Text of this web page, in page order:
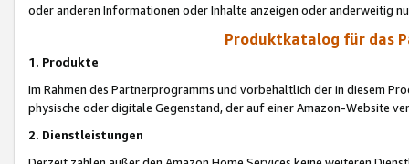
oder anderen Informationen oder Inhalte anzeigen oder anderweitig
Produktkatalog für das
1. Produkte
Im Rahmen des Partnerprogramms und vorbehaltlich der in diesem
physische oder digitale Gegenstand, der auf einer Amazon-Website
2. Dienstleistungen